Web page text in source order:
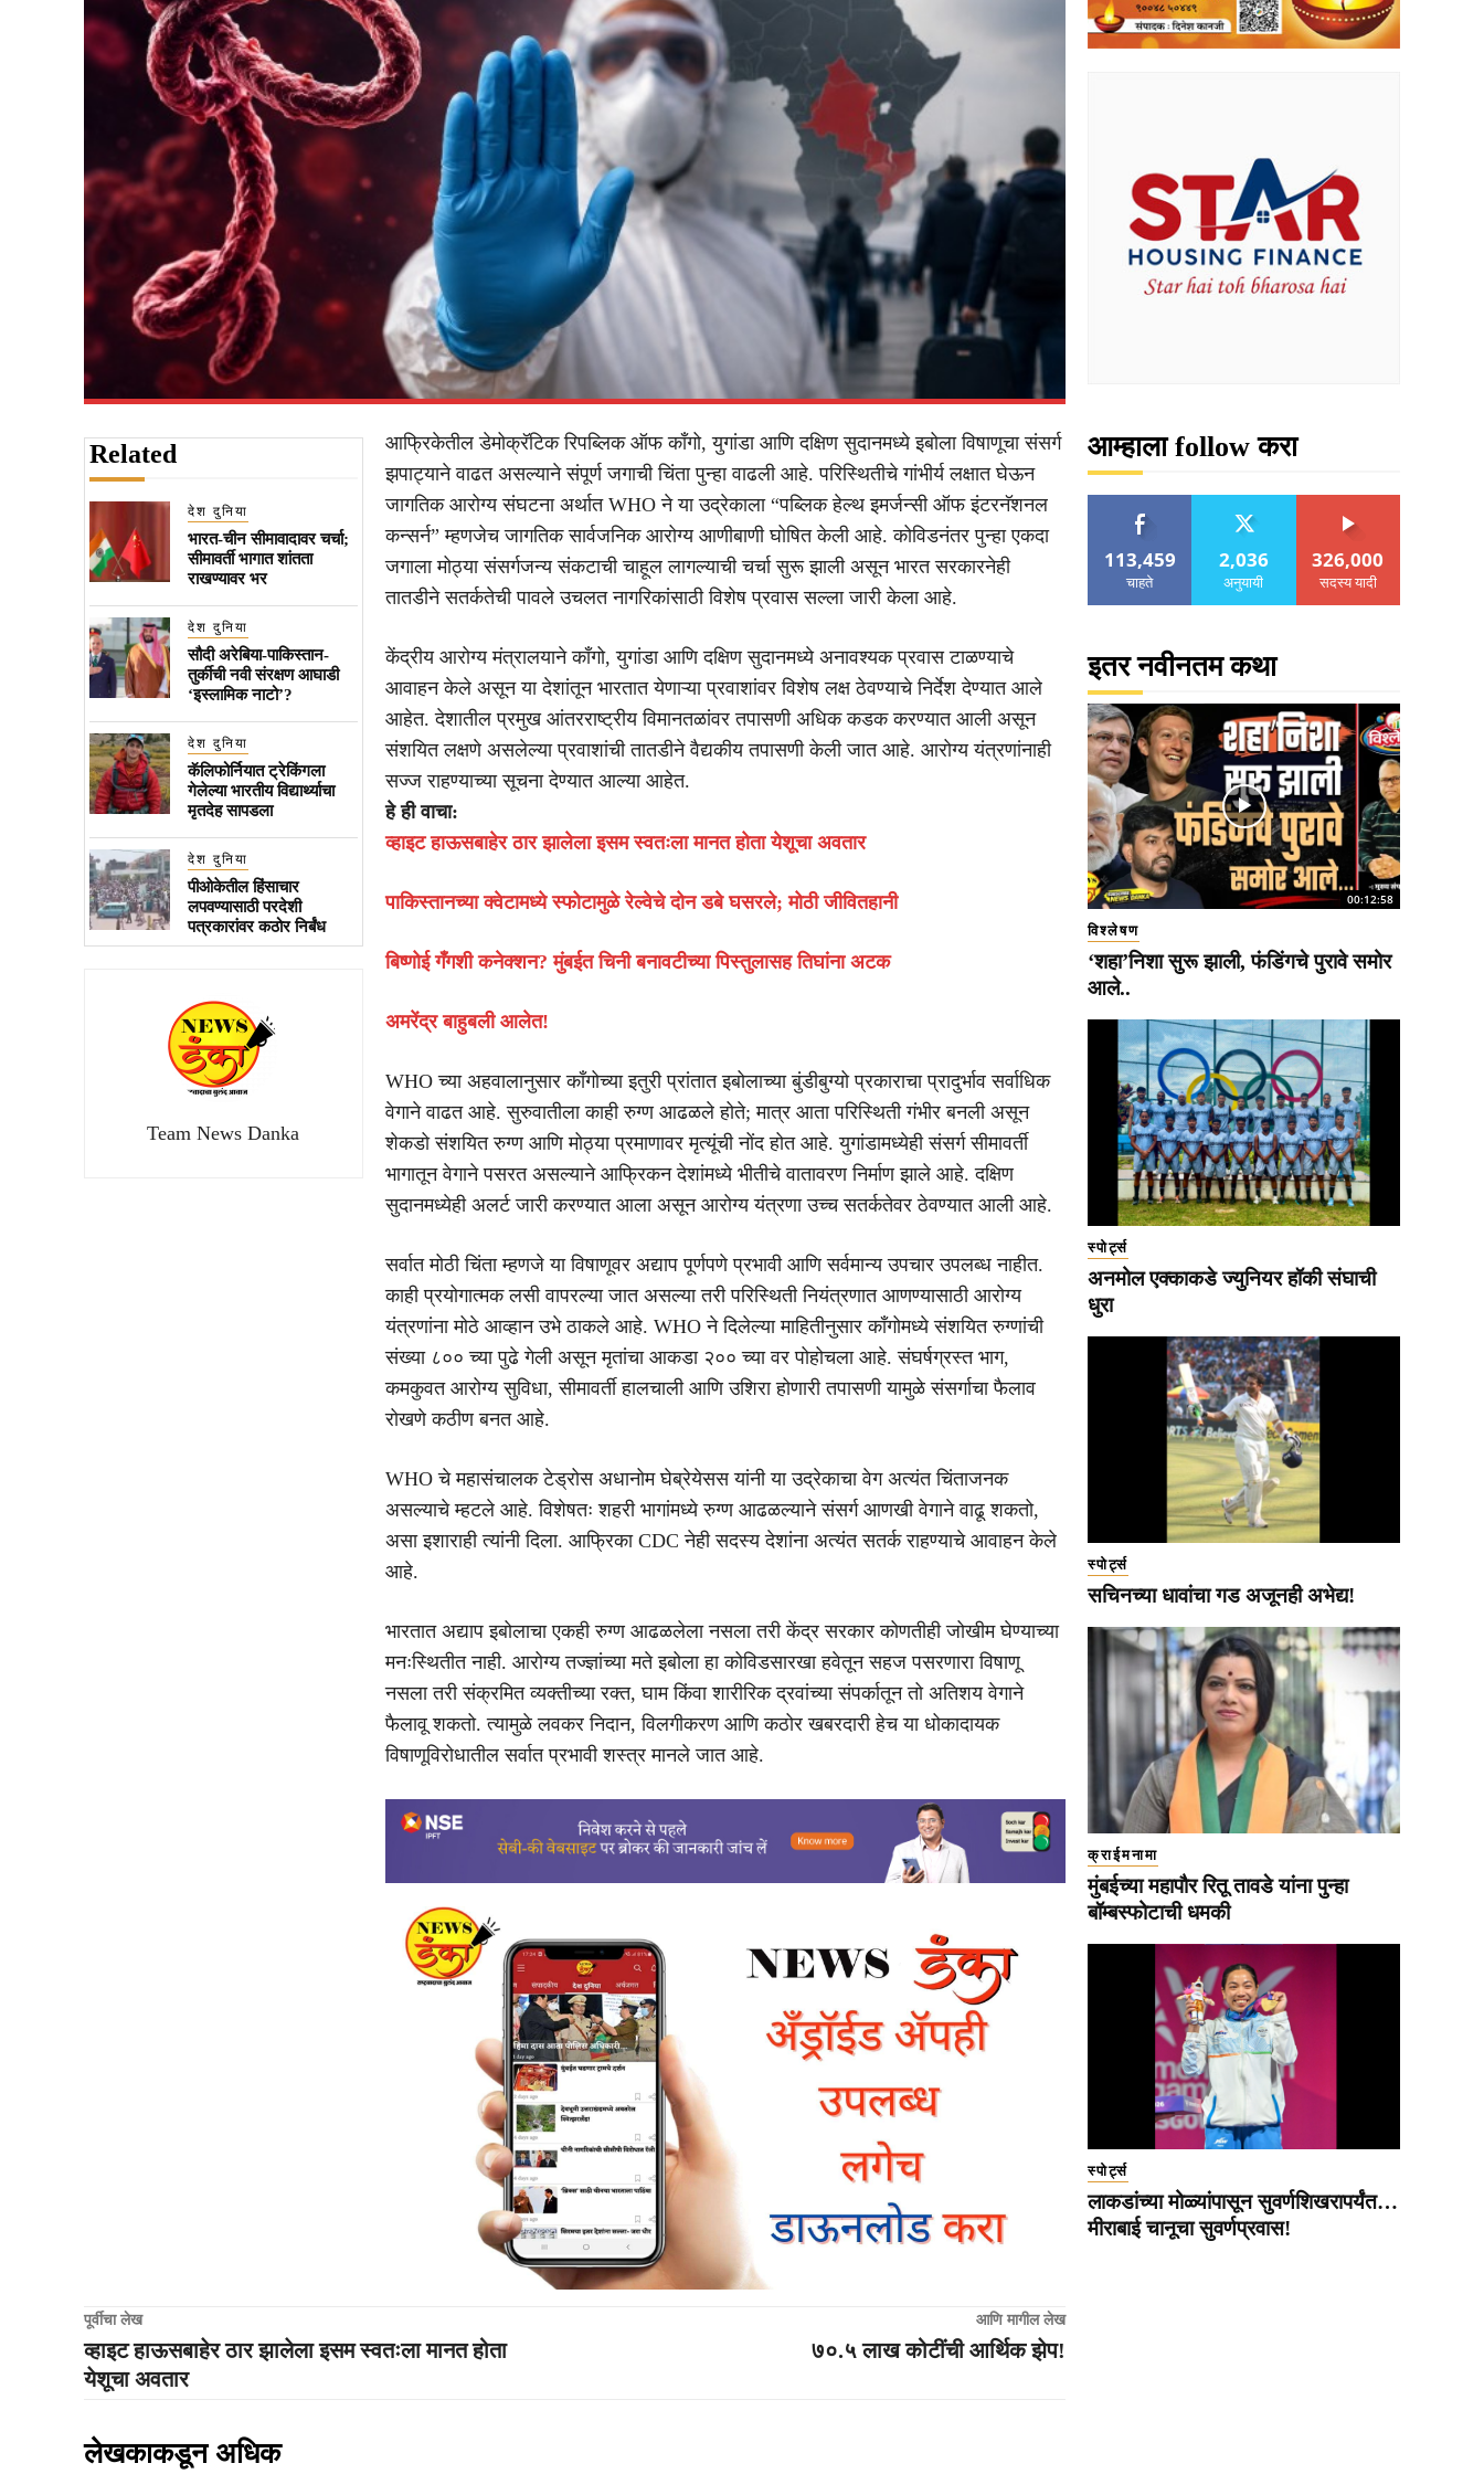
Related
देश दुनिया
भारत-चीन सीमावादावर चर्चा;
सीमावर्ती भागात शांतता
राखण्यावर भर
देश दुनिया
सौदी अरेबिया-पाकिस्तान-
तुर्कीची नवी संरक्षण आघाडी
‘इस्लामिक नाटो’?
देश दुनिया
कॅलिफोर्नियात ट्रेकिंगला
गेलेल्या भारतीय विद्यार्थ्याचा
मृतदेह सापडला
देश दुनिया
पीओकेतील हिंसाचार
लपवण्यासाठी परदेशी
पत्रकारांवर कठोर निर्बंध
Team News Danka
आफ्रिकेतील डेमोक्रॅटिक रिपब्लिक ऑफ काँगो, युगांडा आणि दक्षिण सुदानमध्ये इबोला विषाणूचा संसर्ग
झपाट्याने वाढत असल्याने संपूर्ण जगाची चिंता पुन्हा वाढली आहे. परिस्थितीचे गांभीर्य लक्षात घेऊन
जागतिक आरोग्य संघटना अर्थात WHO ने या उद्रेकाला “पब्लिक हेल्थ इमर्जन्सी ऑफ इंटरनॅशनल
कन्सर्न” म्हणजेच जागतिक सार्वजनिक आरोग्य आणीबाणी घोषित केली आहे. कोविडनंतर पुन्हा एकदा
जगाला मोठ्या संसर्गजन्य संकटाची चाहूल लागल्याची चर्चा सुरू झाली असून भारत सरकारनेही
तातडीने सतर्कतेची पावले उचलत नागरिकांसाठी विशेष प्रवास सल्ला जारी केला आहे.
केंद्रीय आरोग्य मंत्रालयाने काँगो, युगांडा आणि दक्षिण सुदानमध्ये अनावश्यक प्रवास टाळण्याचे
आवाहन केले असून या देशांतून भारतात येणाऱ्या प्रवाशांवर विशेष लक्ष ठेवण्याचे निर्देश देण्यात आले
आहेत. देशातील प्रमुख आंतरराष्ट्रीय विमानतळांवर तपासणी अधिक कडक करण्यात आली असून
संशयित लक्षणे असलेल्या प्रवाशांची तातडीने वैद्यकीय तपासणी केली जात आहे. आरोग्य यंत्रणांनाही
सज्ज राहण्याच्या सूचना देण्यात आल्या आहेत.
हे ही वाचा:
व्हाइट हाऊसबाहेर ठार झालेला इसम स्वतःला मानत होता येशूचा अवतार
पाकिस्तानच्या क्वेटामध्ये स्फोटामुळे रेल्वेचे दोन डबे घसरले; मोठी जीवितहानी
बिष्णोई गँगशी कनेक्शन? मुंबईत चिनी बनावटीच्या पिस्तुलासह तिघांना अटक
अमरेंद्र बाहुबली आलेत!
WHO च्या अहवालानुसार काँगोच्या इतुरी प्रांतात इबोलाच्या बुंडीबुग्यो प्रकाराचा प्रादुर्भाव सर्वाधिक
वेगाने वाढत आहे. सुरुवातीला काही रुग्ण आढळले होते; मात्र आता परिस्थिती गंभीर बनली असून
शेकडो संशयित रुग्ण आणि मोठ्या प्रमाणावर मृत्यूंची नोंद होत आहे. युगांडामध्येही संसर्ग सीमावर्ती
भागातून वेगाने पसरत असल्याने आफ्रिकन देशांमध्ये भीतीचे वातावरण निर्माण झाले आहे. दक्षिण
सुदानमध्येही अलर्ट जारी करण्यात आला असून आरोग्य यंत्रणा उच्च सतर्कतेवर ठेवण्यात आली आहे.
सर्वात मोठी चिंता म्हणजे या विषाणूवर अद्याप पूर्णपणे प्रभावी आणि सर्वमान्य उपचार उपलब्ध नाहीत.
काही प्रयोगात्मक लसी वापरल्या जात असल्या तरी परिस्थिती नियंत्रणात आणण्यासाठी आरोग्य
यंत्रणांना मोठे आव्हान उभे ठाकले आहे. WHO ने दिलेल्या माहितीनुसार काँगोमध्ये संशयित रुग्णांची
संख्या ८०० च्या पुढे गेली असून मृतांचा आकडा २०० च्या वर पोहोचला आहे. संघर्षग्रस्त भाग,
कमकुवत आरोग्य सुविधा, सीमावर्ती हालचाली आणि उशिरा होणारी तपासणी यामुळे संसर्गाचा फैलाव
रोखणे कठीण बनत आहे.
WHO चे महासंचालक टेड्रोस अधानोम घेब्रेयेसस यांनी या उद्रेकाचा वेग अत्यंत चिंताजनक
असल्याचे म्हटले आहे. विशेषतः शहरी भागांमध्ये रुग्ण आढळल्याने संसर्ग आणखी वेगाने वाढू शकतो,
असा इशाराही त्यांनी दिला. आफ्रिका CDC नेही सदस्य देशांना अत्यंत सतर्क राहण्याचे आवाहन केले
आहे.
भारतात अद्याप इबोलाचा एकही रुग्ण आढळलेला नसला तरी केंद्र सरकार कोणतीही जोखीम घेण्याच्या
मनःस्थितीत नाही. आरोग्य तज्ज्ञांच्या मते इबोला हा कोविडसारखा हवेतून सहज पसरणारा विषाणू
नसला तरी संक्रमित व्यक्तीच्या रक्त, घाम किंवा शारीरिक द्रवांच्या संपर्कातून तो अतिशय वेगाने
फैलावू शकतो. त्यामुळे लवकर निदान, विलगीकरण आणि कठोर खबरदारी हेच या धोकादायक
विषाणूविरोधातील सर्वात प्रभावी शस्त्र मानले जात आहे.
पूर्वीचा लेख
व्हाइट हाऊसबाहेर ठार झालेला इसम स्वतःला मानत होता
येशूचा अवतार
आणि मागील लेख
७०.५ लाख कोटींची आर्थिक झेप!
लेखकाकडून अधिक
आम्हाला follow करा
113,459
चाहते
2,036
अनुयायी
326,000
सदस्य यादी
इतर नवीनतम कथा
00:12:58
विश्लेषण
‘शहा’निशा सुरू झाली, फंडिंगचे पुरावे समोर
आले..
स्पोर्ट्स
अनमोल एक्काकडे ज्युनियर हॉकी संघाची
धुरा
स्पोर्ट्स
सचिनच्या धावांचा गड अजूनही अभेद्य!
क्राईमनामा
मुंबईच्या महापौर रितू तावडे यांना पुन्हा
बॉम्बस्फोटाची धमकी
स्पोर्ट्स
लाकडांच्या मोळ्यांपासून सुवर्णशिखरापर्यंत…
मीराबाई चानूचा सुवर्णप्रवास!